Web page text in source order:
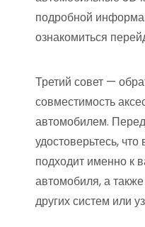
подробной
ознакомиться
Третий совет —
совместимость
автомобилем.
удостоверьтесь,
подходит именно к
автомобиля, а
других систем или